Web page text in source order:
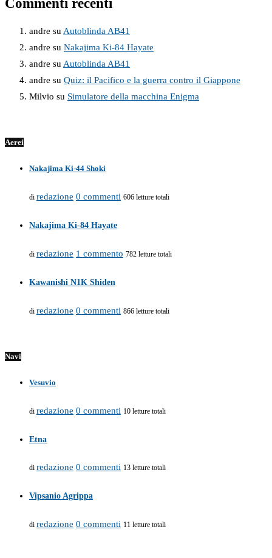
Commenti recenti
andre su Autoblinda AB41
andre su Nakajima Ki-84 Hayate
andre su Autoblinda AB41
andre su Quiz: il Pacifico e la guerra contro il Giappone
Milvio su Simulatore della macchina Enigma
Aerei
Nakajima Ki-44 Shoki
di redazione 0 commenti 606 letture totali
Nakajima Ki-84 Hayate
di redazione 1 commento 782 letture totali
Kawanishi N1K Shiden
di redazione 0 commenti 866 letture totali
Navi
Vesuvio
di redazione 0 commenti 10 letture totali
Etna
di redazione 0 commenti 13 letture totali
Vipsanio Agrippa
di redazione 0 commenti 11 letture totali